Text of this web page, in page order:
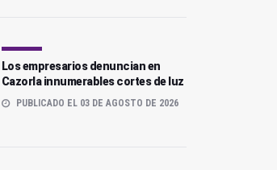
Los empresarios denuncian en
Cazorla innumerables cortes de luz
PUBLICADO EL 03 DE AGOSTO DE 2026